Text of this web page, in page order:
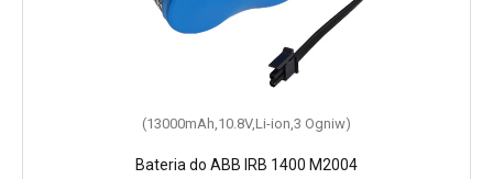
(13000mAh,10.8V,Li-ion,3 Ogniw)
Bateria do ABB IRB 1400 M2004